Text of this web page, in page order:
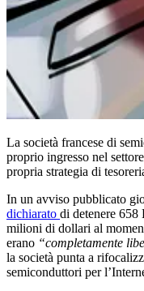
La società francese di
proprio ingresso nel
propria strategia di
In un avviso pubblicato
dichiarato di detenere 658
milioni di dollari al
erano “completamente
la società punta a
semiconduttori per